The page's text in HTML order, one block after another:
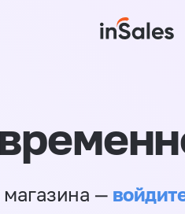
магазина —